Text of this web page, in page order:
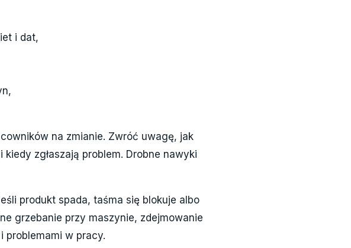
i dat,
na zmianie. Zwróć uwagę, jak
zgłaszają problem. Drobne nawyki
produkt spada, taśma się blokuje albo
grzebanie przy maszynie, zdejmowanie
problemami w pracy.